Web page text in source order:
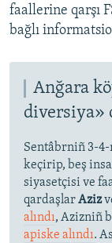
faallerine qarşı
bağlı
Anğara
diversiya»
Sentâbrniñ 3-
keçirip, beş
siyasetçisi ve
qardaşlarAziz
alındı, Azizniñ
apiske alındı.